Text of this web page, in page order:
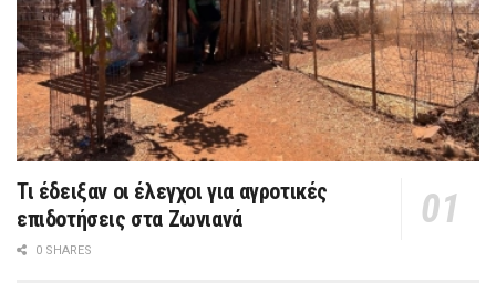
Τι έδειξαν οι έλεγχοι για αγροτικές
επιδοτήσεις στα Ζωνιανά
0 SHARES